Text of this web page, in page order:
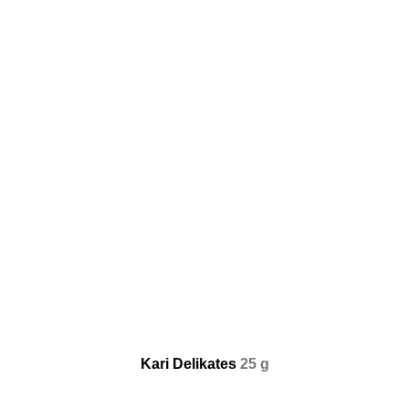
Kari Delikates 25 g